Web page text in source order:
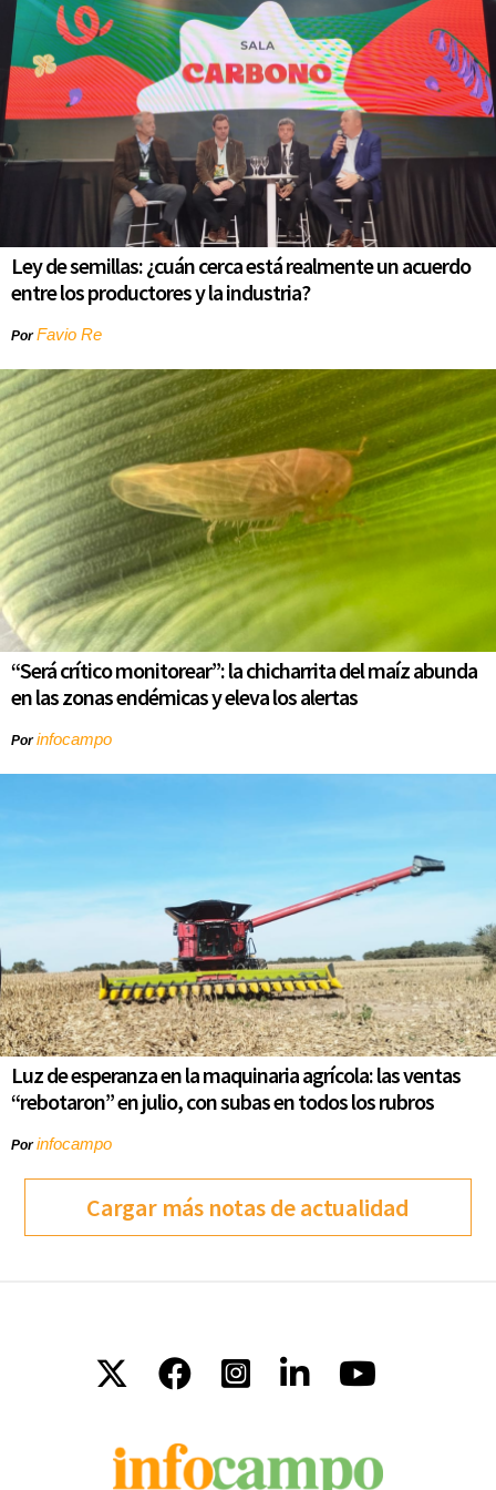
Ley de semillas: ¿cuán cerca está realmente un acuerdo
entre los productores y la industria?
PorFavio Re
“Será crítico monitorear”: la chicharrita del maíz abunda
en las zonas endémicas y eleva los alertas
Porinfocampo
Luz de esperanza en la maquinaria agrícola: las ventas
“rebotaron” en julio, con subas en todos los rubros
Porinfocampo
Cargar más notas de actualidad